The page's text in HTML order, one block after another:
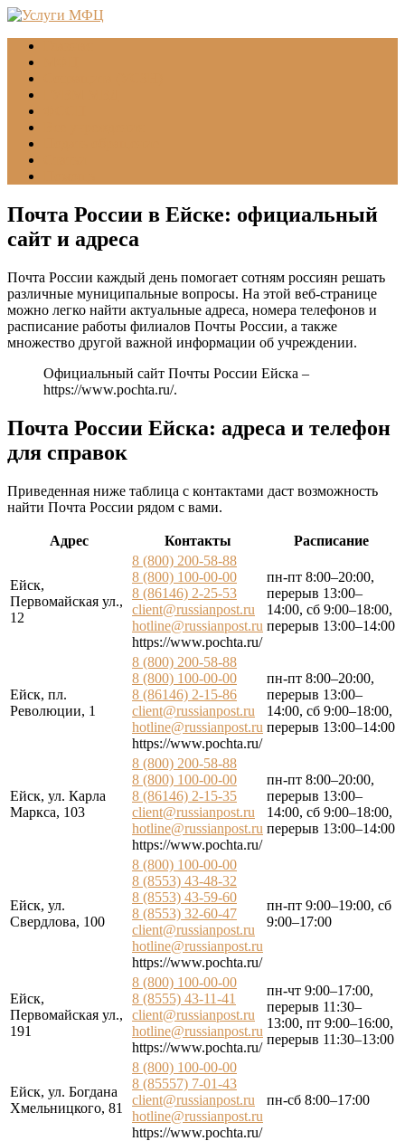
Почта России в Ейске: официальный
сайт и адреса
Почта России каждый день помогает сотням россиян решать
различные муниципальные вопросы. На этой веб-странице
можно легко найти актуальные адреса, номера телефонов и
расписание работы филиалов Почты России, а также
множество другой важной информации об учреждении.
Официальный сайт Почты России Ейска –
https://www.pochta.ru/.
Почта России Ейска: адреса и телефон
для справок
Приведенная ниже таблица с контактами даст возможность
найти Почта России рядом с вами.
Адрес Контакты Расписание
Ейск,
Первомайская ул.,
12
8 (800) 200-58-88
8 (800) 100-00-00
8 (86146) 2-25-53
client@russianpost.ru
hotline@russianpost.ru
https://www.pochta.ru/
пн-пт 8:00–20:00,
перерыв 13:00–
14:00, сб 9:00–18:00,
перерыв 13:00–14:00
Ейск, пл.
Революции, 1
8 (800) 200-58-88
8 (800) 100-00-00
8 (86146) 2-15-86
client@russianpost.ru
hotline@russianpost.ru
https://www.pochta.ru/
пн-пт 8:00–20:00,
перерыв 13:00–
14:00, сб 9:00–18:00,
перерыв 13:00–14:00
Ейск, ул. Карла
Маркса, 103
8 (800) 200-58-88
8 (800) 100-00-00
8 (86146) 2-15-35
client@russianpost.ru
hotline@russianpost.ru
https://www.pochta.ru/
пн-пт 8:00–20:00,
перерыв 13:00–
14:00, сб 9:00–18:00,
перерыв 13:00–14:00
Ейск, ул.
Свердлова, 100
8 (800) 100-00-00
8 (8553) 43-48-32
8 (8553) 43-59-60
8 (8553) 32-60-47
client@russianpost.ru
hotline@russianpost.ru
https://www.pochta.ru/
пн-пт 9:00–19:00, сб
9:00–17:00
Ейск,
Первомайская ул.,
191
8 (800) 100-00-00
8 (8555) 43-11-41
client@russianpost.ru
hotline@russianpost.ru
https://www.pochta.ru/
пн-чт 9:00–17:00,
перерыв 11:30–
13:00, пт 9:00–16:00,
перерыв 11:30–13:00
Ейск, ул. Богдана
Хмельницкого, 81
8 (800) 100-00-00
8 (85557) 7-01-43
client@russianpost.ru
hotline@russianpost.ru
https://www.pochta.ru/
пн-сб 8:00–17:00